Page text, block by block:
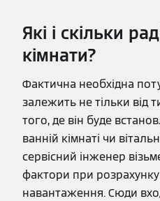
Які і скільки
кімнати?
Фактична необхідна
залежить не тільки від
того, де він буде
ванній кімнаті чи
сервісний інженер
фактори при
навантаження. Сюди